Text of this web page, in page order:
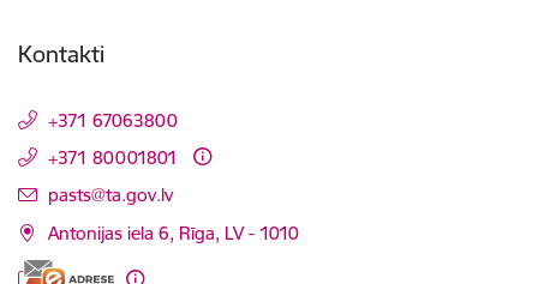
Kontakti
+371 67063800
+371 80001801
E-pasts:
pasts@ta.gov.lv
Antonijas iela 6, Rīga, LV - 1010